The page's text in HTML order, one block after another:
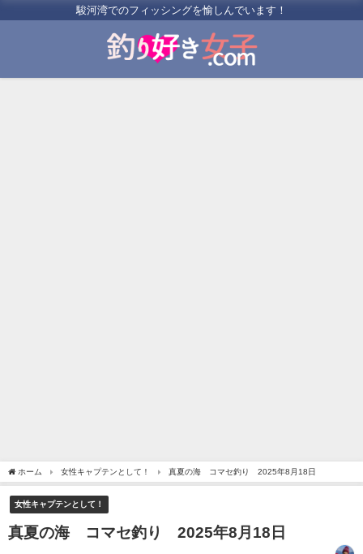
駿河湾でのフィッシングを愉しんでいます！
ホーム 女性キャプテンとして！ 真夏の海 コマセ釣り 2025年8月18日
女性キャプテンとして！
真夏の海 コマセ釣り 2025年8月18日